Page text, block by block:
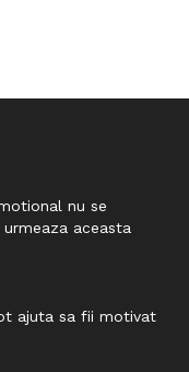
nu se
aceasta
ajuta sa fii motivat